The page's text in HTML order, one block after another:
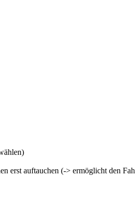
erst auftauchen (-> ermöglicht den